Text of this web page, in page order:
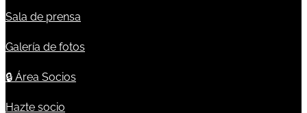
Sala de prensa
Galería de fotos
🔒 Área Socios
Hazte socio